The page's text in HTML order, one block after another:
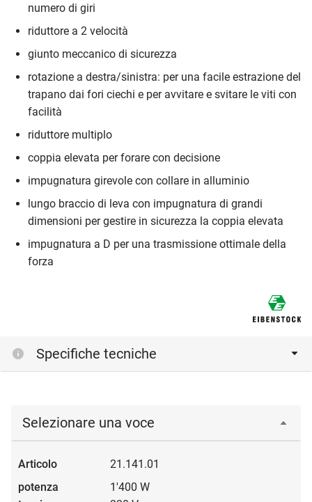
numero di giri
riduttore a 2 velocità
giunto meccanico di sicurezza
rotazione a destra/sinistra: per una facile estrazione del
trapano dai fori ciechi e per avvitare e svitare le viti con
facilità
riduttore multiplo
coppia elevata per forare con decisione
impugnatura girevole con collare in alluminio
lungo braccio di leva con impugnatura di grandi
dimensioni per gestire in sicurezza la coppia elevata
impugnatura a D per una trasmissione ottimale della
forza
Specifiche tecniche
Selezionare una voce
21.141.01
1'400 W